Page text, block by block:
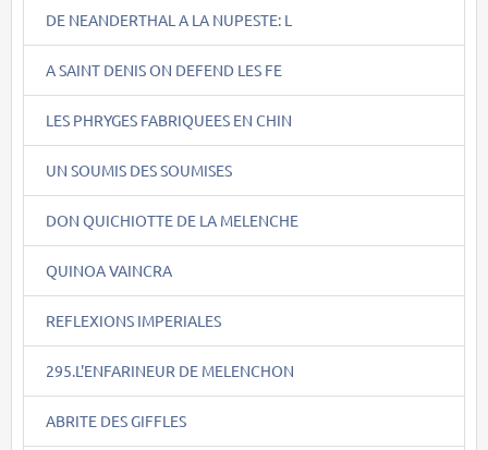
DE NEANDERTHAL A LA NUPESTE: L
A SAINT DENIS ON DEFEND LES FE
LES PHRYGES FABRIQUEES EN CHIN
UN SOUMIS DES SOUMISES
DON QUICHIOTTE DE LA MELENCHE
QUINOA VAINCRA
REFLEXIONS IMPERIALES
295.L'ENFARINEUR DE MELENCHON
ABRITE DES GIFFLES